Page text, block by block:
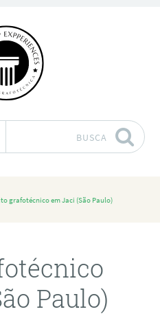
BUSCA
grafotécnico em Jaci (São Paulo)
Paulo)